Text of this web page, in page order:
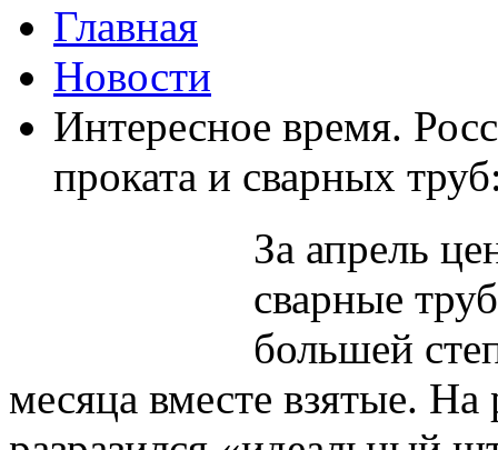
Главная
Новости
Интересное время.
проката и сварных
За апрель
сварные
большей
месяца вместе взятые.